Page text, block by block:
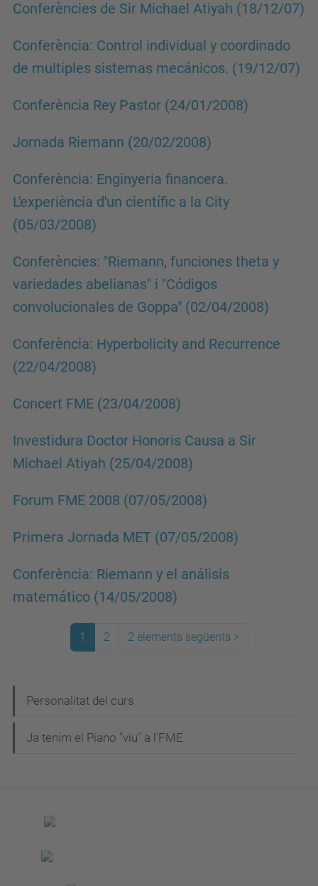
Conferències de Sir Michael Atiyah (18/12/07)
Conferència: Control individual y coordinado
de multiples sistemas mecánicos. (19/12/07)
Conferència Rey Pastor (24/01/2008)
Jornada Riemann (20/02/2008)
Conferència: Enginyeria financera.
L'experiència d'un científic a la City
(05/03/2008)
Conferències: "Riemann, funciones theta y
variedades abelianas" i "Códigos
convolucionales de Goppa" (02/04/2008)
Conferència: Hyperbolicity and Recurrence
(22/04/2008)
Concert FME (23/04/2008)
Investidura Doctor Honoris Causa a Sir
Michael Atiyah (25/04/2008)
Forum FME 2008 (07/05/2008)
Primera Jornada MET (07/05/2008)
Conferència: Riemann y el análisis
matemático (14/05/2008)
1 2 2 elements següents >
a
v
Personalitat del curs
Ja tenim el Piano "viu" a l'FME